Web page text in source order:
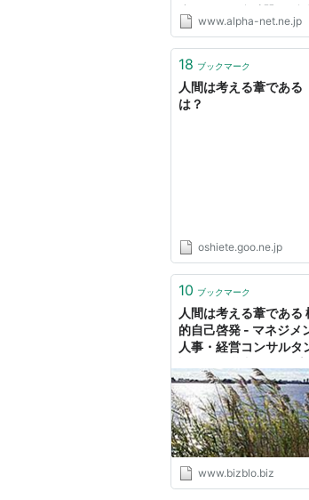
強ではない。何時間も、何
え続けて、やっと解決でき
さや鮮やかさに感動したり
www.alpha-net.ne.jp
18 ブックマーク
人間は考える葦であ
は？
oshiete.goo.ne.jp
10 ブックマーク
人間は考える葦である
的自己啓発 - マネジメ
人事・経営コンサルタ
常務)、管理職(部長、
主任)、リーダー、マ
ャー、個人事業主、フ
ンス、ビジネスマンの
事術、自己啓発、人間
長、目標達成、プロジ
成功、企画力・提案力
www.bizblo.biz